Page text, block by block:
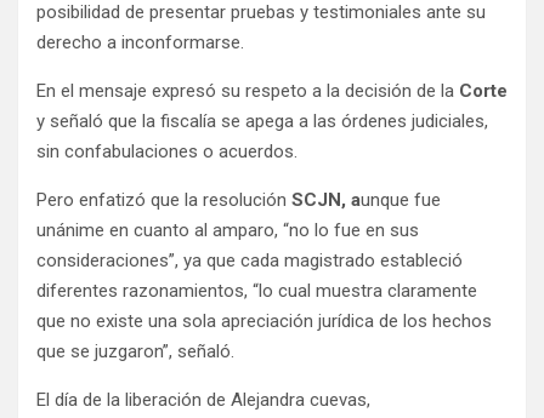
posibilidad de presentar pruebas y testimoniales ante su
derecho a inconformarse.
En el mensaje expresó su respeto a la decisión de la Corte
y señaló que la fiscalía se apega a las órdenes judiciales,
sin confabulaciones o acuerdos.
Pero enfatizó que la resolución SCJN, aunque fue
unánime en cuanto al amparo, “no lo fue en sus
consideraciones”, ya que cada magistrado estableció
diferentes razonamientos, “lo cual muestra claramente
que no existe una sola apreciación jurídica de los hechos
que se juzgaron”, señaló.
El día de la liberación de Alejandra cuevas,